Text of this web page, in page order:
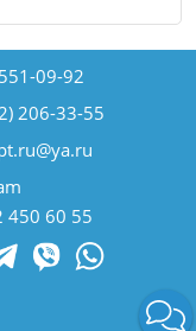
09-92
206-33-55
450 60 55